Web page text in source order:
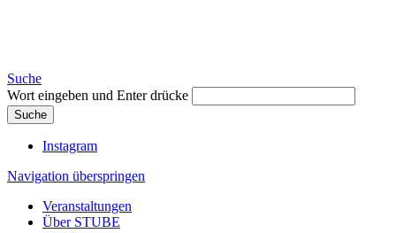
Suche
Wort eingeben und Enter drücke
Suche
Instagram
Navigation überspringen
Veranstaltungen
Über STUBE